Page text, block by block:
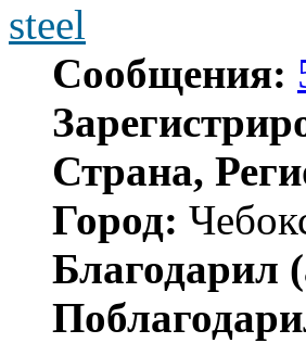
steel
Сообщения:
Страна,
Город:
Благодарил